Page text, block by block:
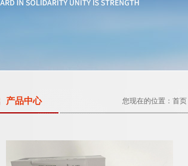
产品中心 您现在的位置： 首页